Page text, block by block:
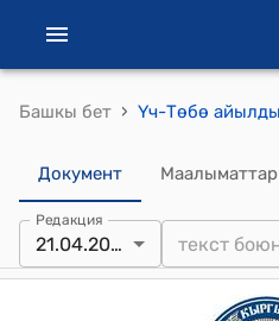
Башкы бет ›
Документ Маалыматтар
Редакция
21.04.2012